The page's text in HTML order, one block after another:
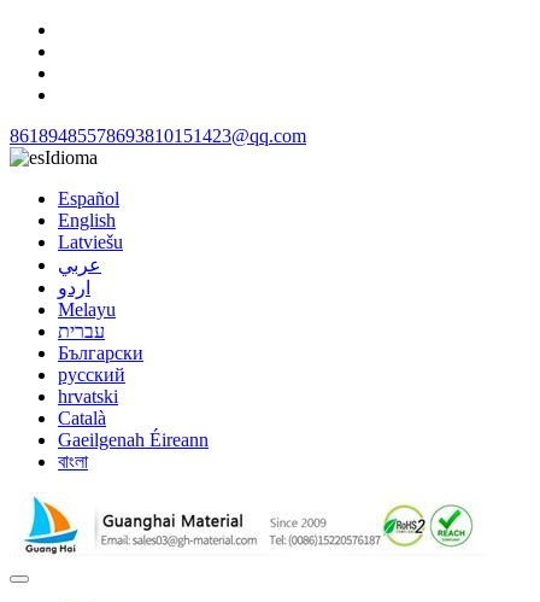
86189485578693810151423@qq.com
Idioma
Español
English
Latviešu
عربي
اردو
Melayu
עברית
Български
русский
hrvatski
Català
Gaeilgenah Éireann
বাংলা